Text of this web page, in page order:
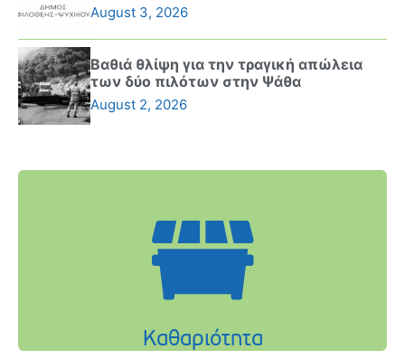
August 3, 2026
Βαθιά θλίψη για την τραγική απώλεια
των δύο πιλότων στην Ψάθα
August 2, 2026